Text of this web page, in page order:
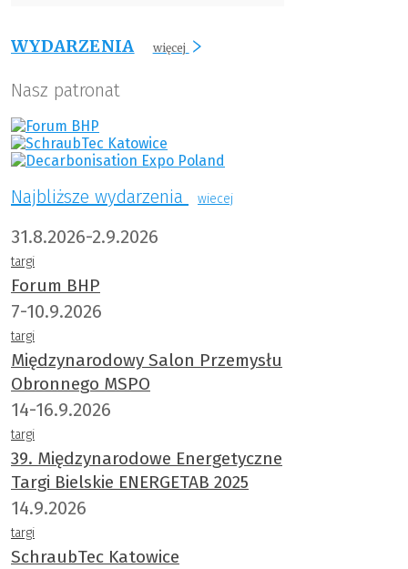
WYDARZENIA więcej
Nasz patronat
Najbliższe wydarzenia wiecej
31.8.2026-2.9.2026
targi
Forum BHP
7-10.9.2026
targi
Międzynarodowy Salon Przemysłu
Obronnego MSPO
14-16.9.2026
targi
39. Międzynarodowe Energetyczne
Targi Bielskie ENERGETAB 2025
14.9.2026
targi
SchraubTec Katowice